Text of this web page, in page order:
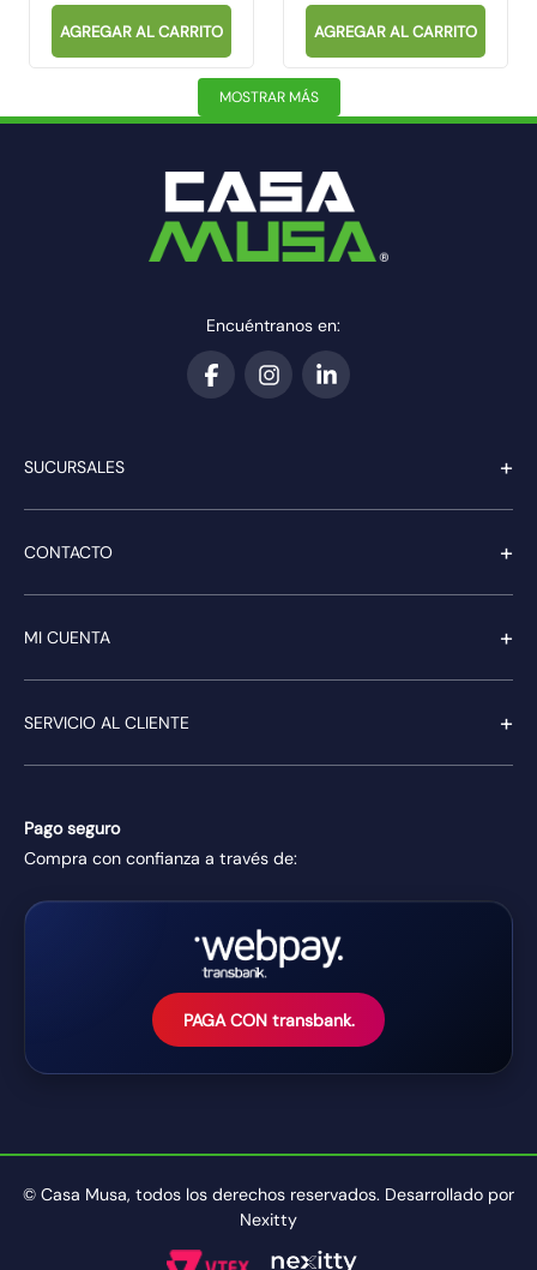
AGREGAR AL CARRITO AGREGAR AL CARRITO
MOSTRAR MÁS
Encuéntranos en:
SUCURSALES +
CONTACTO +
MI CUENTA +
SERVICIO AL CLIENTE +
Pago seguro
Compra con confianza a través de:
PAGA CON transbank.
© Casa Musa, todos los derechos reservados. Desarrollado por
Nexitty